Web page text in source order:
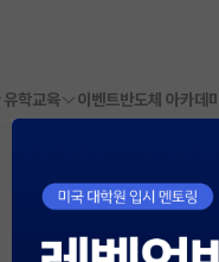
유학교육 이벤트반도체 아카데미